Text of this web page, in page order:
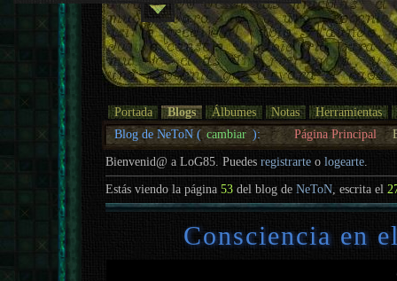
Portada Blogs Álbumes Notas
Herramientas
Blog de NeToN ( cambiar ): Página Principal
Bienvenid@ a LoG85. Puedesregistrarte ologearte.
Estás viendo la página53 del blog deNeToN , escrita el
Consciencia en